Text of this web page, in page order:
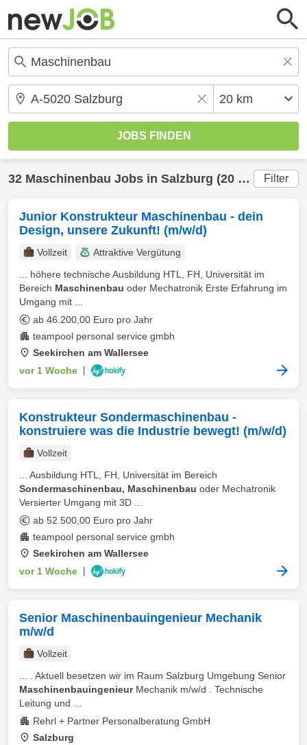
32 Maschinenbau Jobs in Salzburg (20 km) gefunden Filter
Junior Konstrukteur Maschinenbau - dein
Design, unsere Zukunft! (m/w/d)
Vollzeit
Attraktive Vergütung
... höhere technische Ausbildung HTL, FH, Universität im
Bereich Maschinenbau oder Mechatronik Erste Erfahrung im
Umgang mit ...
ab 46.200,00 Euro pro Jahr
teampool personal service gmbh
Seekirchen am Wallersee
vor 1 Woche
Konstrukteur Sondermaschinenbau -
konstruiere was die Industrie bewegt! (m/w/d)
Vollzeit
... Ausbildung HTL, FH, Universität im Bereich
Sondermaschinenbau, Maschinenbau oder Mechatronik
Versierter Umgang mit 3D ...
ab 52.500,00 Euro pro Jahr
teampool personal service gmbh
Seekirchen am Wallersee
vor 1 Woche
Senior Maschinenbauingenieur Mechanik
m/w/d
Vollzeit
... . Aktuell besetzen wir im Raum Salzburg Umgebung Senior
MaschinenbauingenieurMechanik m/w/d . Technische
Leitung und ...
Rehrl + Partner Personalberatung GmbH
Salzburg